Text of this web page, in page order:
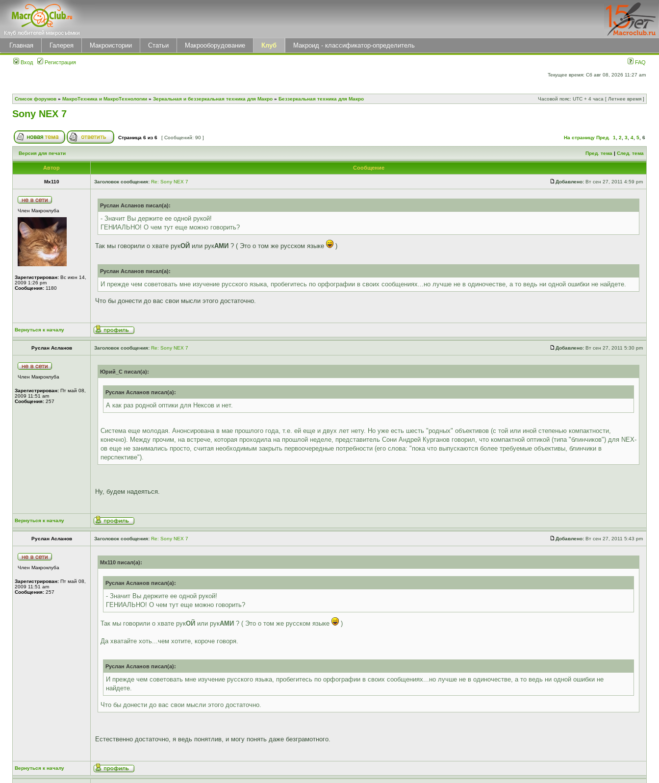
Главная Галерея Макроистории Статьи Макрооборудование Клуб Макроид - классификатор-определитель
Вход Регистрация FAQ
Текущее время: Сб авг 08, 2026 11:27 am
Список форумов » МакроТехника и МакроТехнологии » Зеркальная и беззеркальная техника для Макро » Беззеркальная техника для Макро Часовой пояс: UTC + 4 часа [ Летнее время ]
Sony NEX 7
Страница 6 из 6 [ Сообщений: 90 ] На страницу Пред. 1 2 3 4 5 6
Версия для печати Пред. тема | След. тема
Автор Сообщение
Mx110 Заголовок сообщения: Re: Sony NEX 7 Добавлено: Вт сен 27, 2011 4:59 pm
Член Макроклуба
Зарегистрирован: Вс июн 14,
2009 1:26 pm
Сообщения: 1180
Руслан Асланов писал(а):
- Значит Вы держите ее одной рукой!
ГЕНИАЛЬНО! О чем тут еще можно говорить?
Так мы говорили о хвате рукОЙ или рукАМИ ? ( Это о том же русском языке )
Руслан Асланов писал(а):
И прежде чем советовать мне изучение русского языка, пробегитесь по орфографии в своих сообщениях...но лучше не в одиночестве, а то ведь ни одной ошибки не найдете.
Что бы донести до вас свои мысли этого достаточно.
Вернуться к началу
Руслан Асланов Заголовок сообщения: Re: Sony NEX 7 Добавлено: Вт сен 27, 2011 5:30 pm
Член Макроклуба
Зарегистрирован: Пт май 08,
2009 11:51 am
Сообщения: 257
Юрий_С писал(а):
Руслан Асланов писал(а):
А как раз родной оптики для Нексов и нет.
Система еще молодая. Анонсирована в мае прошлого года, т.е. ей еще и двух лет нету. Но уже есть шесть "родных" объективов (с той или иной степенью компактности,
конечно). Между прочим, на встрече, которая проходила на прошлой неделе, представитель Сони Андрей Курганов говорил, что компактной оптикой (типа "блинчиков") для NEX-
ов еще не занимались просто, считая необходимым закрыть первоочередные потребности (его слова: "пока что выпускаются более требуемые объективы, блинчики в
перспективе").
Ну, будем надеяться.
Вернуться к началу
Руслан Асланов Заголовок сообщения: Re: Sony NEX 7 Добавлено: Вт сен 27, 2011 5:43 pm
Член Макроклуба
Зарегистрирован: Пт май 08,
2009 11:51 am
Сообщения: 257
Mx110 писал(а):
Руслан Асланов писал(а):
- Значит Вы держите ее одной рукой!
ГЕНИАЛЬНО! О чем тут еще можно говорить?
Так мы говорили о хвате рукОЙ или рукАМИ ? ( Это о том же русском языке )
Да хватайте хоть...чем хотите, короче говоря.
Руслан Асланов писал(а):
И прежде чем советовать мне изучение русского языка, пробегитесь по орфографии в своих сообщениях...но лучше не в одиночестве, а то ведь ни одной ошибки не
найдете.
Что бы донести до вас свои мысли этого достаточно.
Естественно достаточно, я ведь понятлив, и могу понять даже безграмотного.
Вернуться к началу